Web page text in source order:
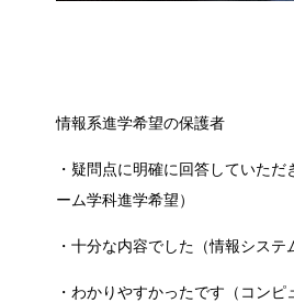
情報系進学希望の保護者
・疑問点に明確に回答していた
ーム学科進学希望）
・十分な内容でした（情報システ
・わかりやすかったです（コンピ